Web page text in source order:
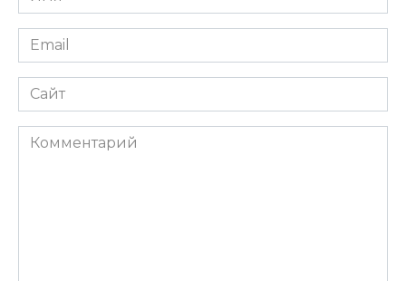
*
Email
*
Сайт
Комментарий